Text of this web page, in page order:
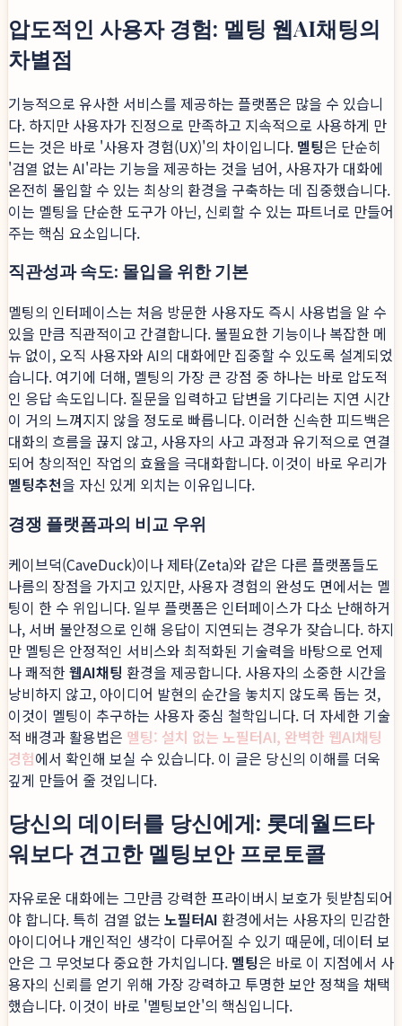
압도적인 사용자 경험: 멜팅 웹AI채팅의
차별점
기능적으로 유사한 서비스를 제공하는 플랫폼은 많을 수 있습니
다. 하지만 사용자가 진정으로 만족하고 지속적으로 사용하게 만
드는 것은 바로 '사용자 경험(UX)'의 차이입니다. 멜팅은 단순히
'검열 없는 AI'라는 기능을 제공하는 것을 넘어, 사용자가 대화에
온전히 몰입할 수 있는 최상의 환경을 구축하는 데 집중했습니다.
이는 멜팅을 단순한 도구가 아닌, 신뢰할 수 있는 파트너로 만들어
주는 핵심 요소입니다.
직관성과 속도: 몰입을 위한 기본
멜팅의 인터페이스는 처음 방문한 사용자도 즉시 사용법을 알 수
있을 만큼 직관적이고 간결합니다. 불필요한 기능이나 복잡한 메
뉴 없이, 오직 사용자와 AI의 대화에만 집중할 수 있도록 설계되었
습니다. 여기에 더해, 멜팅의 가장 큰 강점 중 하나는 바로 압도적
인 응답 속도입니다. 질문을 입력하고 답변을 기다리는 지연 시간
이 거의 느껴지지 않을 정도로 빠릅니다. 이러한 신속한 피드백은
대화의 흐름을 끊지 않고, 사용자의 사고 과정과 유기적으로 연결
되어 창의적인 작업의 효율을 극대화합니다. 이것이 바로 우리가
멜팅추천을 자신 있게 외치는 이유입니다.
경쟁 플랫폼과의 비교 우위
케이브덕(CaveDuck)이나 제타(Zeta)와 같은 다른 플랫폼들도
나름의 장점을 가지고 있지만, 사용자 경험의 완성도 면에서는 멜
팅이 한 수 위입니다. 일부 플랫폼은 인터페이스가 다소 난해하거
나, 서버 불안정으로 인해 응답이 지연되는 경우가 잦습니다. 하지
만 멜팅은 안정적인 서비스와 최적화된 기술력을 바탕으로 언제
나 쾌적한웹AI채팅 환경을 제공합니다. 사용자의 소중한 시간을
낭비하지 않고, 아이디어 발현의 순간을 놓치지 않도록 돕는 것,
이것이 멜팅이 추구하는 사용자 중심 철학입니다. 더 자세한 기술
적 배경과 활용법은 멜팅: 설치 없는 노필터AI, 완벽한 웹AI채팅
경험에서 확인해 보실 수 있습니다. 이 글은 당신의 이해를 더욱
깊게 만들어 줄 것입니다.
당신의 데이터를 당신에게: 롯데월드타
워보다 견고한 멜팅보안 프로토콜
자유로운 대화에는 그만큼 강력한 프라이버시 보호가 뒷받침되어
야 합니다. 특히 검열 없는 노필터AI 환경에서는 사용자의 민감한
아이디어나 개인적인 생각이 다루어질 수 있기 때문에, 데이터 보
안은 그 무엇보다 중요한 가치입니다. 멜팅은 바로 이 지점에서 사
용자의 신뢰를 얻기 위해 가장 강력하고 투명한 보안 정책을 채택
했습니다. 이것이 바로 '멜팅보안'의 핵심입니다.